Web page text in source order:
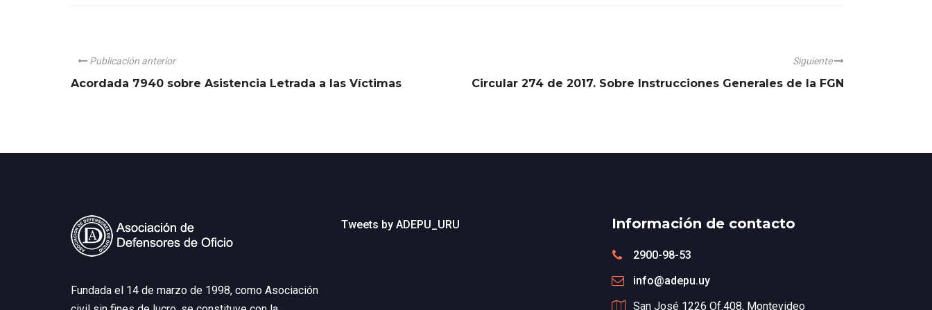
Publicación anterior
Acordada 7940 sobre Asistencia Letrada a las Víctimas
Siguiente
Circular 274 de 2017. Sobre Instrucciones Generales de la FGN
Fundada el 14 de marzo de 1998, como Asociación
Tweets by ADEPU_URU Información de contacto
2900-98-53
info@adepu.uy
San José 1226 Of.408, Montevideo